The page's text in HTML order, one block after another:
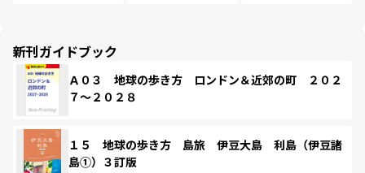
新刊ガイドブック
Ａ０３ 地球の歩き方 ロンドン＆近郊の町 ２０２
７～２０２８
１５ 地球の歩き方 島旅 伊豆大島 利島（伊豆諸
島①）３訂版